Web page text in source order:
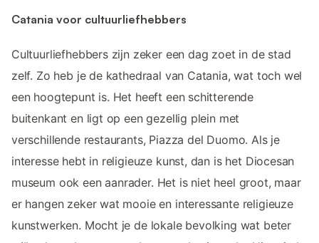
Catania voor cultuurliefhebbers
Cultuurliefhebbers zijn zeker een dag zoet in de stad
zelf. Zo heb je de kathedraal van Catania, wat toch wel
een hoogtepunt is. Het heeft een schitterende
buitenkant en ligt op een gezellig plein met
verschillende restaurants, Piazza del Duomo. Als je
interesse hebt in religieuze kunst, dan is het Diocesan
museum ook een aanrader. Het is niet heel groot, maar
er hangen zeker wat mooie en interessante religieuze
kunstwerken. Mocht je de lokale bevolking wat beter